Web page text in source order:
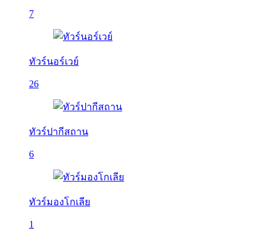
7
ทัวร์นอร์เวย์
26
ทัวร์ปากีสถาน
6
ทัวร์มองโกเลีย
1